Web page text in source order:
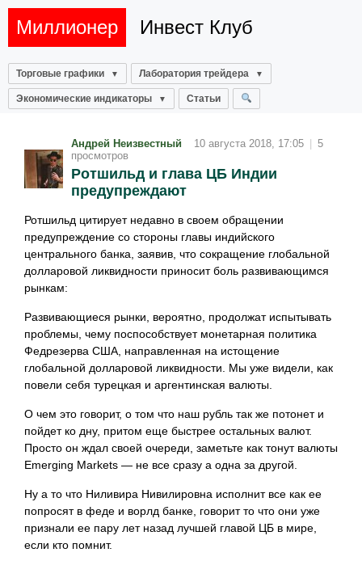
Миллионер Инвест Клуб
Торговые графики Лаборатория трейдера
Экономические индикаторы Статьи
Андрей Неизвестный 10 августа 2018, 17:05
5
просмотров
Ротшильд и глава ЦБ Индии
предупреждают
Ротшильд цитирует недавно в своем обращении
предупреждение со стороны главы индийского
центрального банка, заявив, что сокращение глобальной
долларовой ликвидности приносит боль развивающимся
рынкам:
Развивающиеся рынки, вероятно, продолжат испытывать
проблемы, чему поспособствует монетарная политика
Федрезерва США, направленная на истощение
глобальной долларовой ликвидности. Мы уже видели, как
повели себя турецкая и аргентинская валюты.
О чем это говорит, о том что наш рубль так же потонет и
пойдет ко дну, притом еще быстрее остальных валют.
Просто он ждал своей очереди, заметьте как тонут валюты
Emerging Markets — не все сразу а одна за другой.
Ну а то что Ниливира Нивилировна исполнит все как ее
попросят в феде и ворлд банке, говорит то что они уже
признали ее пару лет назад лучшей главой ЦБ в мире,
если кто помнит.